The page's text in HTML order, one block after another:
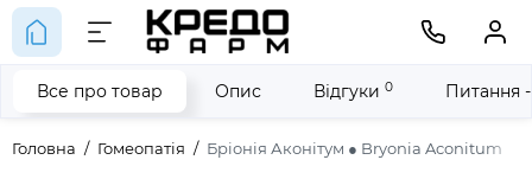
Головна Гомеопатія Бріонія Аконітум ● Bryonia Aconitum
Все про товар Опис Відгуки 0 Питання